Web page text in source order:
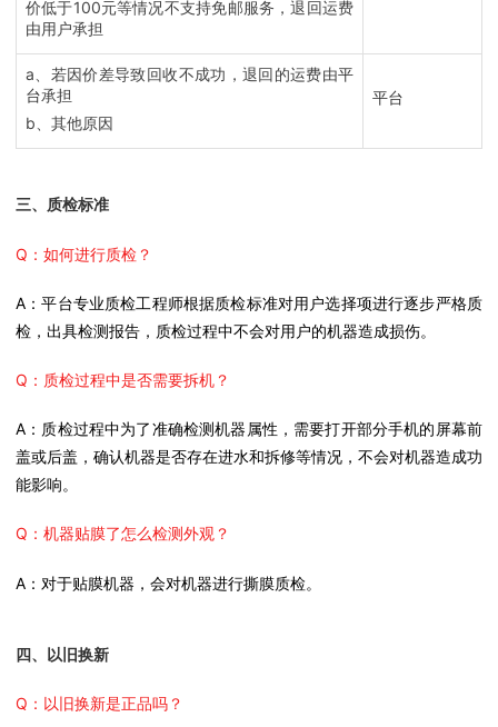
价低于100元等情况不支持免邮服务，退回运费
由用户承担
a、若因价差导致回收不成功，退回的运费由平
台承担
b、其他原因
平台
三、质检标准
Q：如何进行质检？
A：平台专业质检工程师根据质检标准对用户选择项进行逐步严格质
检，出具检测报告，质检过程中不会对用户的机器造成损伤。
Q：质检过程中是否需要拆机？
A：质检过程中为了准确检测机器属性，需要打开部分手机的屏幕前
盖或后盖，确认机器是否存在进水和拆修等情况，不会对机器造成功
能影响。
Q：机器贴膜了怎么检测外观？
A：对于贴膜机器，会对机器进行撕膜质检。
四、以旧换新
Q：以旧换新是正品吗？